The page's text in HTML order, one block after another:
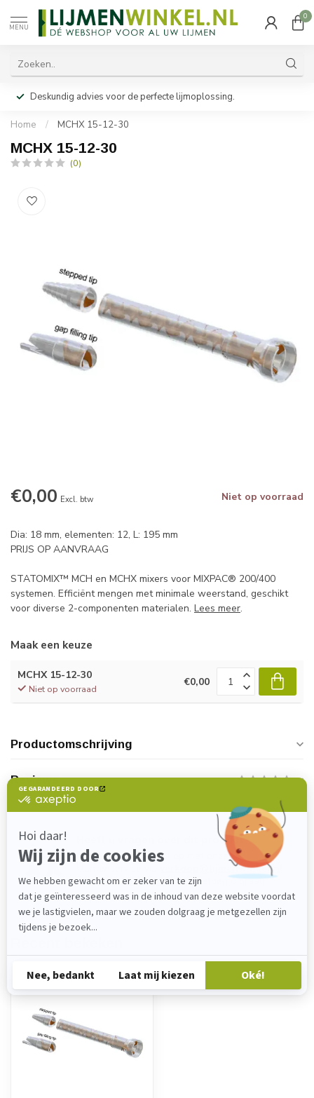
MENU
0
Deskundig advies voor de perfecte lijmoplossing.
Home / MCHX 15-12-30
MCHX 15-12-30
(0)
€0,00 Excl. btw Niet op voorraad
Dia: 18 mm, elementen: 12, L: 195 mm
PRIJS OP AANVRAAG
STATOMIX™ MCH en MCHX mixers voor MIXPAC® 200/400
systemen. Efficiënt mengen met minimale weerstand, geschikt
voor diverse 2-componenten materialen. Lees meer.
Maak een keuze
MCHX 15-12-30
Niet op voorraad
€0,00
Productomschrijving
Reviews
Heeft u vragen over dit product?
Neem gerust contact op met onze
verkoop@lijmenwinkel.nl
of+31 (0)85 4011571 . Wij helpen u graag!